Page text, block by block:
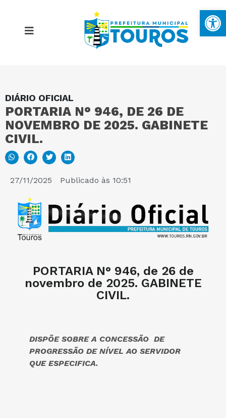
DIÁRIO OFICIAL
PORTARIA N° 946, DE 26 DE
NOVEMBRO DE 2025. GABINETE
CIVIL.
27/11/2025 Publicado às 10:51
PORTARIA N° 946, de 26 de
novembro de 2025. GABINETE
CIVIL.
DISPÕE SOBRE A CONCESSÃO DE
PROGRESSÃO DE NÍVEL AO SERVIDOR
QUE ESPECIFICA.
MAPA DO SITE
PORTAL DA TRANSPARÊNCIA
E-SIC
PERGUNTAS FREQUENTES